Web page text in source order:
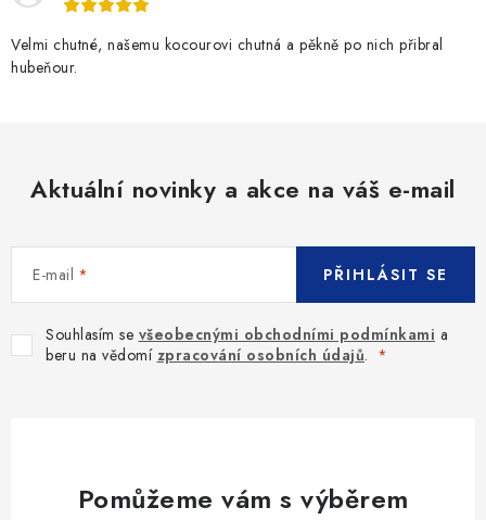
Velmi chutné, našemu kocourovi chutná a pěkně po nich přibral
hubeňour.
Aktuální novinky a akce na váš e-mail
E-mail
Souhlasím se všeobecnými obchodními podmínkami a
beru na vědomí zpracování osobních údajů.
PŘIHLÁSIT SE
Pomůžeme vám s výběrem